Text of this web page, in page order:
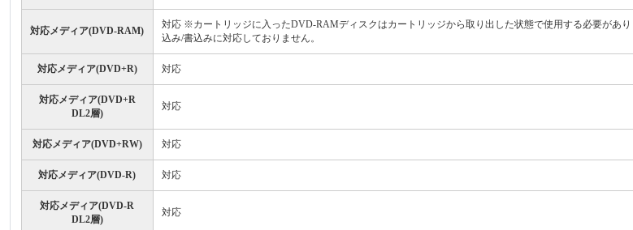
対応メディア(DVD-RAM)
対応 ※カートリッジに入ったDVD-RAMディスクはカートリッジから取り出した状態で使用する必要があ
込み/書込みに対応しておりません。
対応メディア(DVD+R) 対応
対応メディア(DVD+R
DL2層)
対応
対応メディア(DVD+RW) 対応
対応メディア(DVD-R) 対応
対応メディア(DVD-R
DL2層)
対応